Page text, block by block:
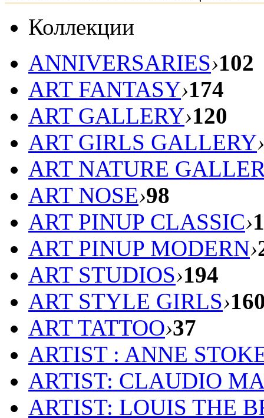
Коллекции
ANNIVERSARIES›102
ART FANTASY›174
ART GALLERY›120
ART GIRLS GALLERY›
ART NATURE
ART NOSE›98
ART PINUP CLASSIC›
ART PINUP MODERN›
ART STUDIOS›194
ART STYLE GIRLS›
ART TATTOO›37
ARTIST : ANNE
ARTIST: CLAUDIO
ARTIST: LOUIS THE